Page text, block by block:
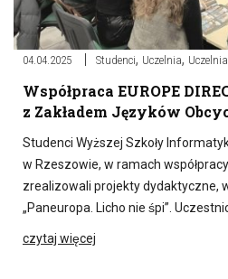
04.04.2025 Studenci, Uczelnia,
Współpraca EUROPE
z Zakładem Języków
Studenci Wyższej Szkoły
w Rzeszowie, w ramach współpracy
zrealizowali projekty dydaktyczne,
„Paneuropa. Licho nie śpi”.
czytaj więcej